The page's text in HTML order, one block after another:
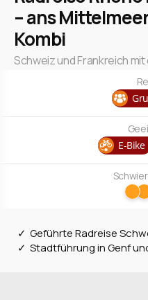
– ans
Kombi
Schweiz und Frankreich
E-Bike
Geführte Radreise
Stadtführung in Genf